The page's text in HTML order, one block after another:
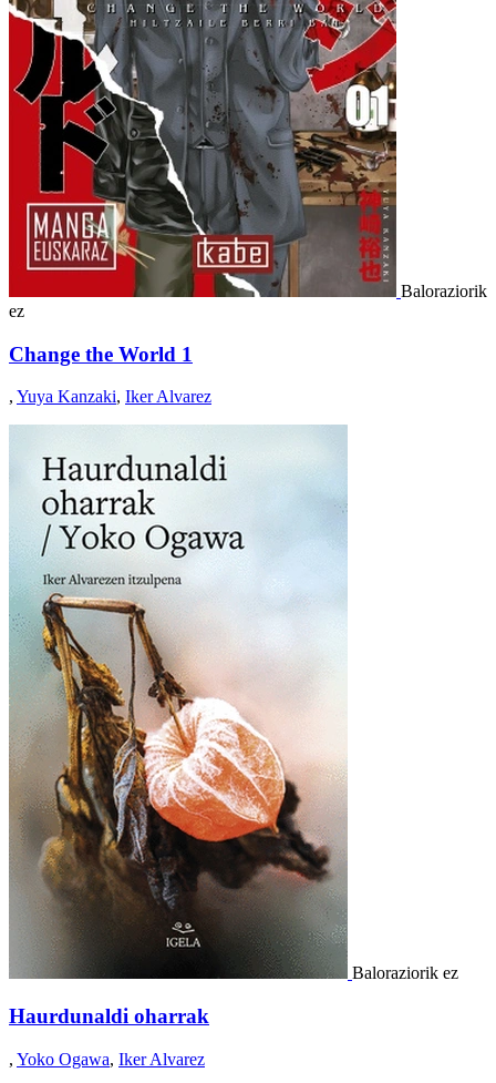
Baloraziorik
ez
Change the World 1
, Yuya Kanzaki, Iker Alvarez
Baloraziorik ez
Haurdunaldi oharrak
, Yoko Ogawa, Iker Alvarez